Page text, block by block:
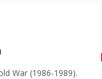
War (1986-1989).